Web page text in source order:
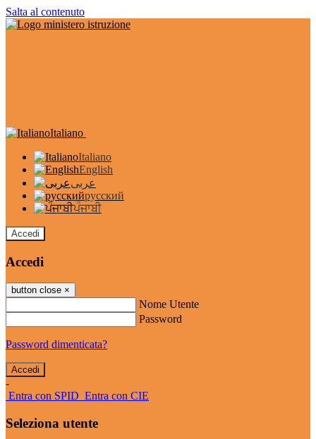
Salta al contenuto
Italiano
Italiano
English
عربى
русский
ਪੰਜਾਬੀ
Accedi
Accedi
button close ×
Nome Utente
Password
Password dimenticata?
-
Entra con SPID Entra con CIE
Seleziona utente